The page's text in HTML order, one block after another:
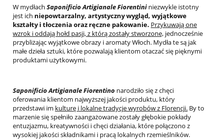
W mydłach Saponificio Artigianale Fiorentini niezwykle istotny
jest ich niepowtarzalny, artystyczny wygląd, wyjątkowe
kształty i tłoczenia oraz ręczne pakowanie. Przykuwają one
wzrok i oddają hołd pasji, z którą zostały stworzone, jednocześnie
przybliżając wyjątkowe obrazy i aromaty Włoch. Mydła te są jak
małe dzieła sztuki, które pozwalają klientom otaczać się pięknymi
produktami użytkowymi.
Saponificio Artigianale Fiorentino narodziło się z chęci
oferowania klientom najwyższej jakości produktu, który
przedstawi im kulturę i lokalne tradycje wyrobów z Florencji. By to
marzenie się spełniło zaangażowane zostały głębokie pokłady
entuzjazmu, kreatywności i chęci działania, które połączono z
wysokiej jakości składnikami i pracą lokalnych rzemieślników.